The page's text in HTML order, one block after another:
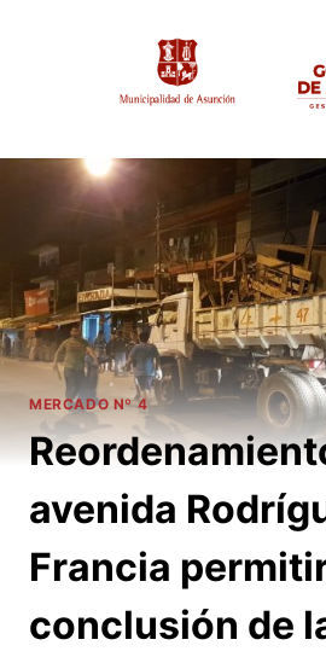
MERCADO Nº 4
avenida
Francia
conclusión de